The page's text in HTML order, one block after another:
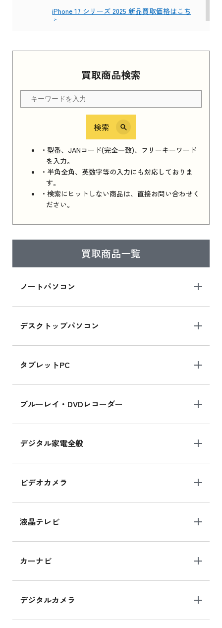
買取商品検索
検索
・型番、JANコード(完全一致)、フリーキーワード
を入力。
・半角全角、英数字等の入力にも対応しておりま
す。
・検索にヒットしない商品は、直接お問い合わせく
ださい。
買取商品一覧
ノートパソコン
デスクトップパソコン
タブレットPC
ブルーレイ・DVDレコーダー
デジタル家電全般
ビデオカメラ
液晶テレビ
カーナビ
デジタルカメラ
iPhone 17 シリーズ 2025 新品買取価格はこち
ら
Apple Watch Series 11 2025 新品買取価格はこ
ちら
iPhone 16e シリーズ 2025
iPhone 16e シリーズ 2025 新品買取価格はこち
ら
iPad 11インチ 2025年春モデル
はこちら
ら
iPad mini シリーズ 2024
iPad mini 8.3インチ の新品買取価格
iPhone 16 シリーズ
iPhone 16 の新品買取価格
iPad Air 11インチ シリーズ
iPad Air 11インチ の新品買取価格
iPhone 15 128GB シリーズ
iPhone 15 128GB の新品買取価格